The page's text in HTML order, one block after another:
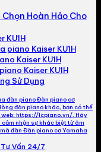
Hoàn Hảo Cho
KU1H
piano Kaiser KU1H
Kaiser KU1H
Kaiser KU1H
Sử Dụng
đàn piano Đàn piano cơ
đàn piano khác, bạn có thể
web: https://lcpiano.vn/. Hãy
nhận sự khác biệt từ âm
đàn Đàn piano cơ Yamaha
Tư Vấn 24/7